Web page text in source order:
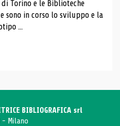
Torino e le Biblioteche
sono in corso lo sviluppo e la
...
BIBLIOGRAFICA srl
- Milano